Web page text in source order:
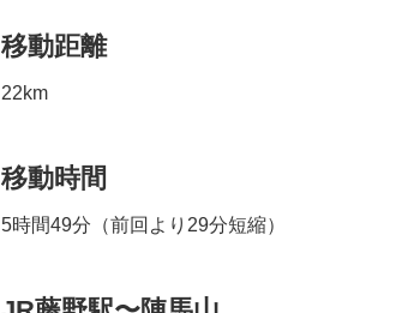
移動距離
22km
移動時間
5時間49分（前回より29分短縮）